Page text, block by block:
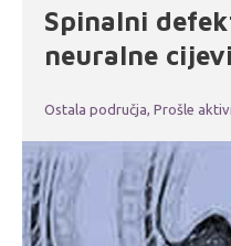
Spinalni
neuralne cijevi
Ostala područja, Prošle